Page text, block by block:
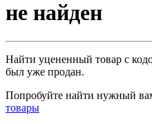
не найден
Найти уцененный товар с
был уже продан.
Попробуйте найти нужный
товары